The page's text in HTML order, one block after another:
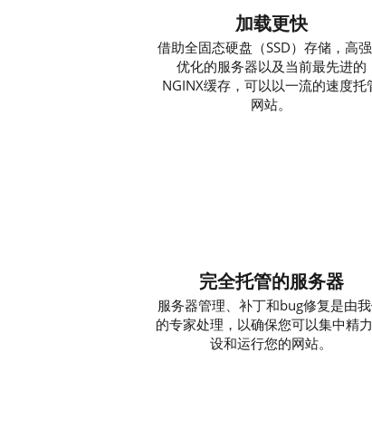
加载更快
借助全固态硬盘（SSD）存储，高
优化的服务器以及当前最先进的
NGINX缓存，可以以一流的速度托
网站。
完全托管的服务器
服务器管理、补丁和bug修复是由
的专家处理，以确保您可以集中精
设和运行您的网站。